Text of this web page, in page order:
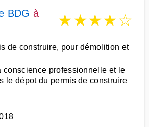
BDG à
★★★★☆
de construire, pour démolition et
conscience professionnelle et le
le dépot du permis de construire